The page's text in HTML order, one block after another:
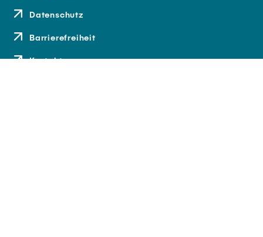
Datenschutz
Barrierefreiheit
Kontakt